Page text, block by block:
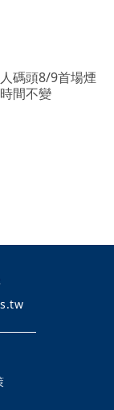
碼頭8/9首場煙
間不變